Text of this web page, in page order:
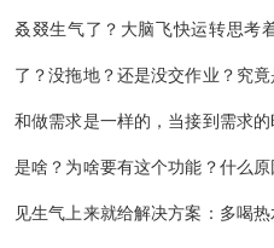
叒叕生气了？大脑飞快运转思考
了？没拖地？还是没交作业？究
和做需求是一样的，当接到需求
是啥？为啥要有这个功能？什么
见生气上来就给解决方案：多喝